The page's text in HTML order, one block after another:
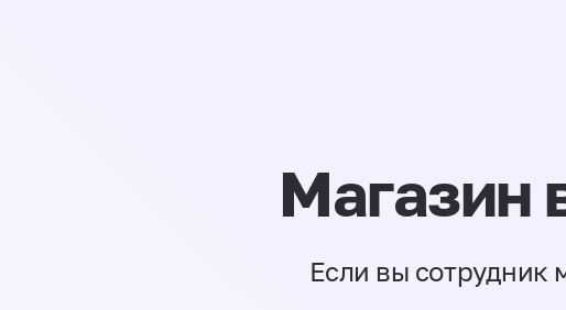
Магазин
Если вы сотрудник